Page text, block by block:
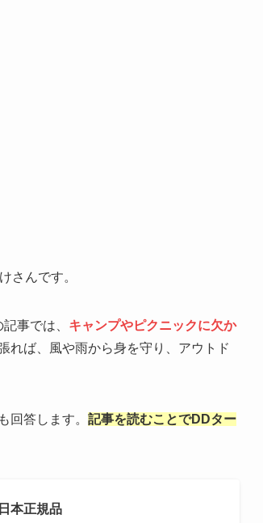
さんです。
事では、 キャンプやピクニックに欠か
れば、風や雨から身を守り、アウトド
回答します。 記事を読むことでDDター
本正規品